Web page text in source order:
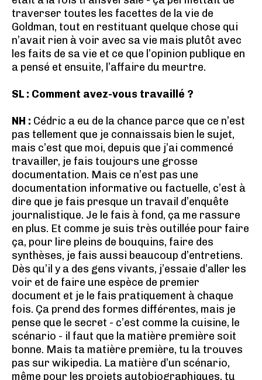
traverser toutes les facettes de la vie de
Goldman, tout en restituant quelque chose qui
n’avait rien à voir avec sa vie mais plutôt avec
les faits de sa vie et ce que l’opinion publique en
a pensé et ensuite, l’affaire du meurtre.
SL : Comment avez-vous travaillé ?
NH : Cédric a eu de la chance parce que ce n’est
pas tellement que je connaissais bien le sujet,
mais c’est que moi, depuis que j’ai commencé
travailler, je fais toujours une grosse
documentation. Mais ce n’est pas une
documentation informative ou factuelle, c’est à
dire que je fais presque un travail d’enquête
journalistique. Je le fais à fond, ça me rassure
en plus. Et comme je suis très outillée pour faire
ça, pour lire pleins de bouquins, faire des
synthèses, je fais aussi beaucoup d’entretiens.
Dès qu’il y a des gens vivants, j’essaie d’aller les
voir et de faire une espèce de premier
document et je le fais pratiquement à chaque
fois. Ça prend des formes différentes, mais je
pense que le secret - c’est comme la cuisine, le
scénario - il faut que la matière première soit
bonne. Mais ta matière première, tu la trouves
pas sur wikipedia. La matière d’un scénario,
même pour les projets autobiographiques, tu